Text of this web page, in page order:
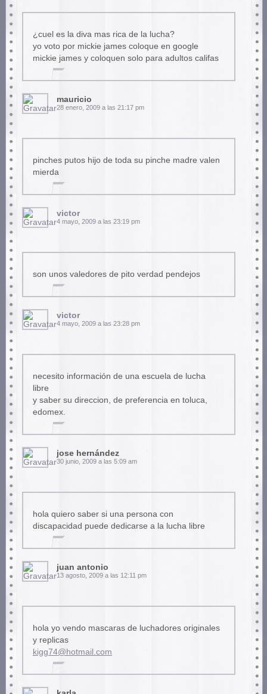
¿cuel es la diva mas rica de la lucha?
yo voto por mickie james coloque en google
mickie james y coloquen solo para adultos califas
mauricio
28 enero, 2009 a las 21:17 pm
pinches putos hijo de toda su pinche madre valen
mierda
victor
4 mayo, 2009 a las 23:19 pm
son unos valedores de pito verdad pendejos
victor
4 mayo, 2009 a las 23:28 pm
necesito información de una escuela de lucha
libre
y saber su direccion, de preferencia en toluca,
edomex.
jose hernández
30 junio, 2009 a las 5:09 am
hola quiero saber si una persona con
discapacidad puede dedicarse a la lucha libre
juan antonio
13 agosto, 2009 a las 12:11 pm
hola yo vendo mascaras de luchadores originales
y replicas
kigg74@hotmail.com